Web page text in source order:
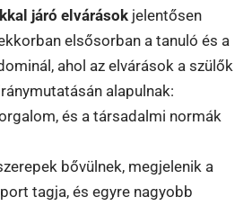
járó elvárások jelentősen
elsősorban a tanuló és a
ahol az elvárások a szülők
alapulnak:
és a társadalmi normák
bővülnek, megjelenik a
tagja, és egyre nagyobb